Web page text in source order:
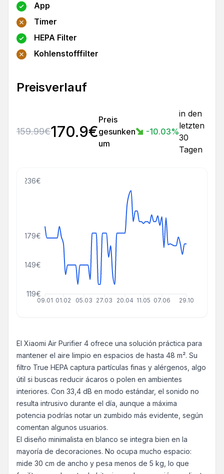
App
Timer
HEPA Filter
Kohlenstofffilter
Preisverlauf
159.99€170.9€
Preis
gesunken
um
-10.03%
in den
letzten
30
Tagen
09.01 01.02 05.03 27.03 20.04 11.05 07.06 29.10
119€
149€
179€
236€
El Xiaomi Air Purifier 4 ofrece una solución práctica para
mantener el aire limpio en espacios de hasta 48 m². Su
filtro True HEPA captura partículas finas y alérgenos, algo
útil si buscas reducir ácaros o polen en ambientes
interiores. Con 33,4 dB en modo estándar, el sonido no
resulta intrusivo durante el día, aunque a máxima
potencia podrías notar un zumbido más evidente, según
comentan algunos usuarios.
El diseño minimalista en blanco se integra bien en la
mayoría de decoraciones. No ocupa mucho espacio:
mide 30 cm de ancho y pesa menos de 5 kg, lo que